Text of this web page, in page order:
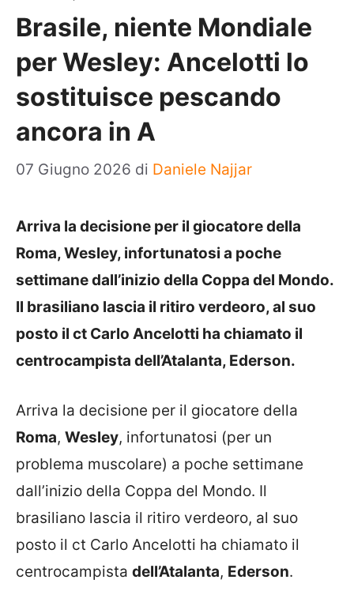
Brasile, niente Mondiale
per Wesley: Ancelotti lo
sostituisce pescando
ancora in A
07 Giugno 2026 di Daniele Najjar
Arriva la decisione per il giocatore della
Roma, Wesley, infortunatosi a poche
settimane dall’inizio della Coppa del Mondo.
Il brasiliano lascia il ritiro verdeoro, al suo
posto il ct Carlo Ancelotti ha chiamato il
centrocampista dell’Atalanta, Ederson.
Arriva la decisione per il giocatore della
Roma, Wesley, infortunatosi (per un
problema muscolare) a poche settimane
dall’inizio della Coppa del Mondo. Il
brasiliano lascia il ritiro verdeoro, al suo
posto il ct Carlo Ancelotti ha chiamato il
centrocampista dell’Atalanta, Ederson.